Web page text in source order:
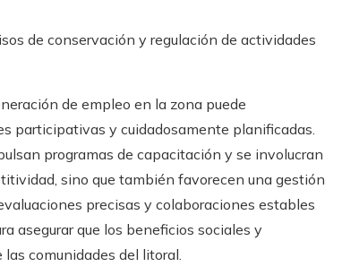
de conservación y regulación de actividades
de empleo en la zona puede
participativas y cuidadosamente planificadas.
programas de capacitación y se involucran
sino que también favorecen una gestión
precisas y colaboraciones estables
asegurar que los beneficios sociales y
comunidades del litoral.